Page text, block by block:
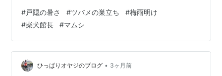
史上の最高気温だそうです… 🐶「暑いわけじゃ… もうイ
やじゃ…」 夏になったのに、柴犬館長は泣き言を！ 閑話
休題… 館の軒下に巣をつくっていたツバメのヒナたちが
一斉に巣立ちしました… 化石ひろいの場所に張った日よ
け用のシートの下で、ヒナたちがお休み中の一コマ… 本
#戸隠の暑さ #ツバメの巣立ち #梅雨明け
#柴犬館長 #マムシ
ひっぱりオヤジのブログ • 3ヶ月前